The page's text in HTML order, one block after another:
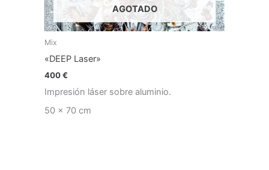
AGOTADO
Mix
«DEEP Laser»
400€
Impresión láser sobre aluminio.
50 x 70 cm